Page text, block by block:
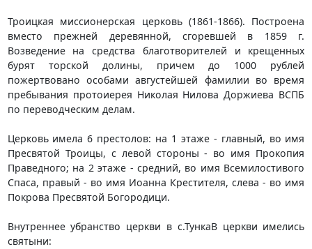
Троицкая миссионерская церковь (1861-1866). Построена
вместо прежней деревянной, сгоревшей в 1859 г.
Возведение на средства благотворителей и крещенных
бурят торской долины, причем до 1000 рублей
пожертвовано особами августейшей фамилии во время
пребывания протоиерея Николая Нилова Доржиева ВСПБ
по переводческим делам.
Церковь имела 6 престолов: на 1 этаже - главный, во имя
Пресвятой Троицы, с левой стороны - во имя Прокопия
Праведного; на 2 этаже - средний, во имя Всемилостивого
Спаса, правый - во имя Иоанна Крестителя, слева - во имя
Покрова Пресвятой Богородици.
Внутреннее убранство церкви в с.ТункаВ церкви имелись
святыни: